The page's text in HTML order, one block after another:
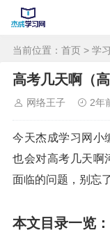
当前位置： 首页 > 学
高考几天啊（
网络王子 2年
今天杰成学习网小
也会对高考几天啊
面临的问题，别忘
本文目录一览：